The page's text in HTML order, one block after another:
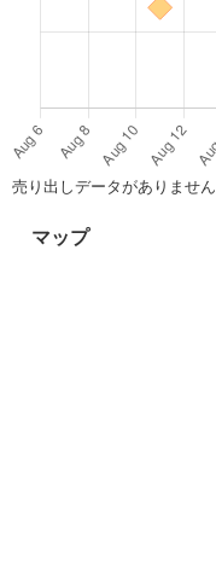
売り出しデータがありません
マップ